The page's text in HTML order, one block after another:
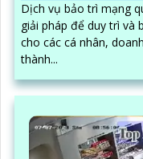
Dịch vụ bảo trì mạng
giải pháp để duy trì và
cho các cá nhân,
thành...